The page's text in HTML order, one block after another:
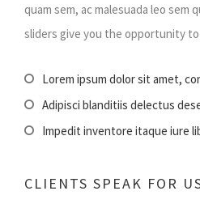
quam sem, ac malesuada leo sem
sliders give you the opportunity
Lorem ipsum dolor sit amet,
Adipisci blanditiis delectus
Impedit inventore itaque iure
CLIENTS SPEAK FOR